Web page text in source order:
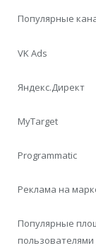
Популярные
VK Ads
Яндекс.Директ
MyTarget
Programmatic
Реклама на
Популярные
пользователями